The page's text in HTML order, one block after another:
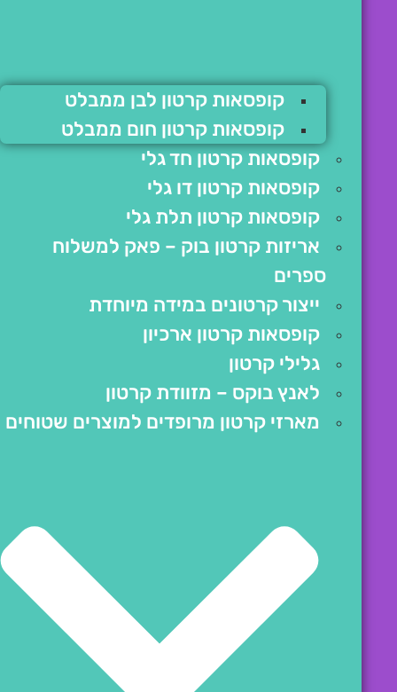
קופסאות קרטון לבן ממבלט
קופסאות קרטון חום ממבלט
קופסאות קרטון חד גלי
קופסאות קרטון דו גלי
קופסאות קרטון תלת גלי
אריזות קרטון בוק – פאק למשלוח
ספרים
ייצור קרטונים במידה מיוחדת
קופסאות קרטון ארכיון
גלילי קרטון
לאנץ בוקס – מזוודת קרטון
מארזי קרטון מרופדים למוצרים שטוחים